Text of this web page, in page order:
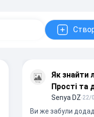
Як знайти
Прості та
Senya DZ∙22/
Ви же забули